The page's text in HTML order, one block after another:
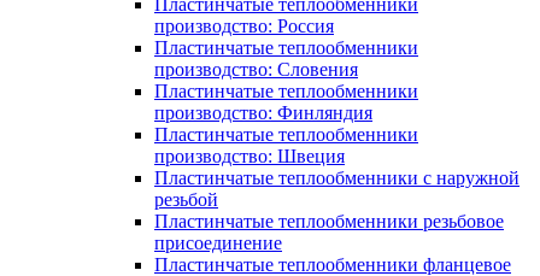
Пластинчатые теплообменники
производство: Россия
Пластинчатые теплообменники
производство: Словения
Пластинчатые теплообменники
производство: Финляндия
Пластинчатые теплообменники
производство: Швеция
Пластинчатые теплообменники с наружной
резьбой
Пластинчатые теплообменники резьбовое
присоединение
Пластинчатые теплообменники фланцевое